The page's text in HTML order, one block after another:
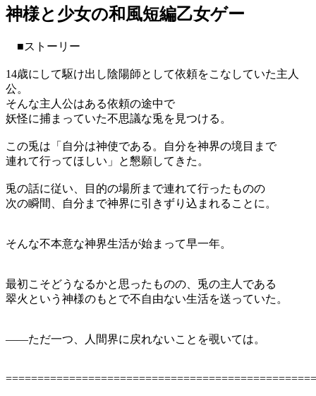
神様と少女の和風短編乙女ゲー
■ストーリー
14歳にして駆け出し陰陽師として依頼をこなしていた主人
公。
そんな主人公はある依頼の途中で
妖怪に捕まっていた不思議な兎を見つける。
この兎は「自分は神使である。自分を神界の境目まで
連れて行ってほしい」と懇願してきた。
兎の話に従い、目的の場所まで連れて行ったものの
次の瞬間、自分まで神界に引きずり込まれることに。
そんな不本意な神界生活が始まって早一年。
最初こそどうなるかと思ったものの、兎の主人である
翠火という神様のもとで不自由ない生活を送っていた。
――ただ一つ、人間界に戻れないことを覗いては。